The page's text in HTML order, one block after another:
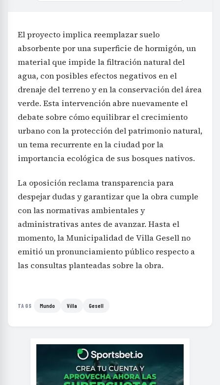
El proyecto implica reemplazar suelo
absorbente por una superficie de hormigón, un
material que impide la filtración natural del
agua, con posibles efectos negativos en el
drenaje del terreno y en la conservación del área
verde. Esta intervención abre nuevamente el
debate sobre cómo equilibrar el crecimiento
urbano con la protección del patrimonio natural,
un tema recurrente en la ciudad por la
importancia ecológica de sus bosques nativos.
La oposición reclama transparencia para
despejar dudas y garantizar que la obra cumple
con las normativas ambientales y
administrativas antes de avanzar. Hasta el
momento, la Municipalidad de Villa Gesell no
emitió un pronunciamiento público respecto a
las consultas planteadas sobre la obra.
TAGS Mundo Villa Gesell